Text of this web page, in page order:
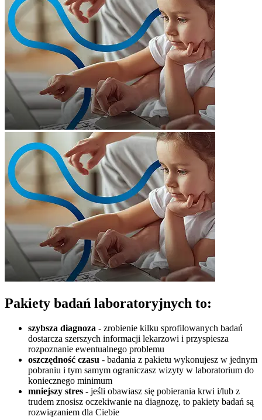
Pakiety badań laboratoryjnych to:
szybsza diagnoza - zrobienie kilku sprofilowanych badań
dostarcza szerszych informacji lekarzowi i przyspiesza
rozpoznanie ewentualnego problemu
oszczędność czasu - badania z pakietu wykonujesz w jednym
pobraniu i tym samym ograniczasz wizyty w laboratorium do
koniecznego minimum
mniejszy stres - jeśli obawiasz się pobierania krwi i/lub z
trudem znosisz oczekiwanie na diagnozę, to pakiety badań są
rozwiązaniem dla Ciebie